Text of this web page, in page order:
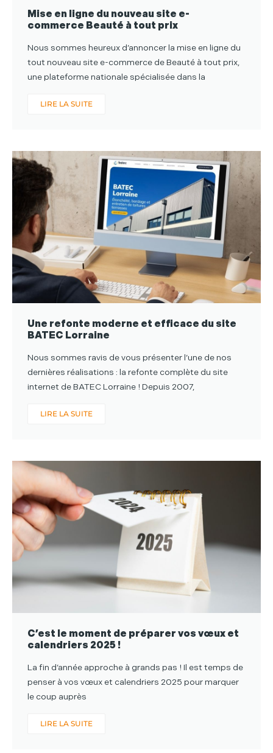
Mise en ligne du nouveau site e-
commerce Beauté à tout prix
Nous sommes heureux d’annoncer la mise en ligne du
tout nouveau site e-commerce de Beauté à tout prix,
une plateforme nationale spécialisée dans la
LIRE LA SUITE
Une refonte moderne et efficace du site
BATEC Lorraine
Nous sommes ravis de vous présenter l’une de nos
dernières réalisations : la refonte complète du site
internet de BATEC Lorraine ! Depuis 2007,
LIRE LA SUITE
C’est le moment de préparer vos vœux et
calendriers 2025 !
La fin d’année approche à grands pas ! Il est temps de
penser à vos vœux et calendriers 2025 pour marquer
le coup auprès
LIRE LA SUITE